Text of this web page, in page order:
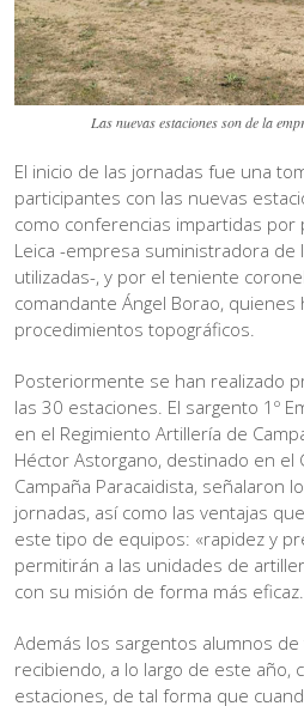
Las nuevas estaciones son de la
El inicio de las jornadas fue una
participantes con las nuevas
como conferencias impartidas
Leica -empresa suministradora de
utilizadas-, y por el teniente
comandante Ángel Borao,
procedimientos topográficos.
Posteriormente se han realizado
las 30 estaciones. El sargento 1º
en el Regimiento Artillería de
Héctor Astorgano, destinado en el
Campaña Paracaidista, señalaron
jornadas, así como las ventajas
este tipo de equipos: «rapidez y
permitirán a las unidades de
con su misión de forma más eficaz.
Además los sargentos alumnos
recibiendo, a lo largo de este año,
estaciones, de tal forma que